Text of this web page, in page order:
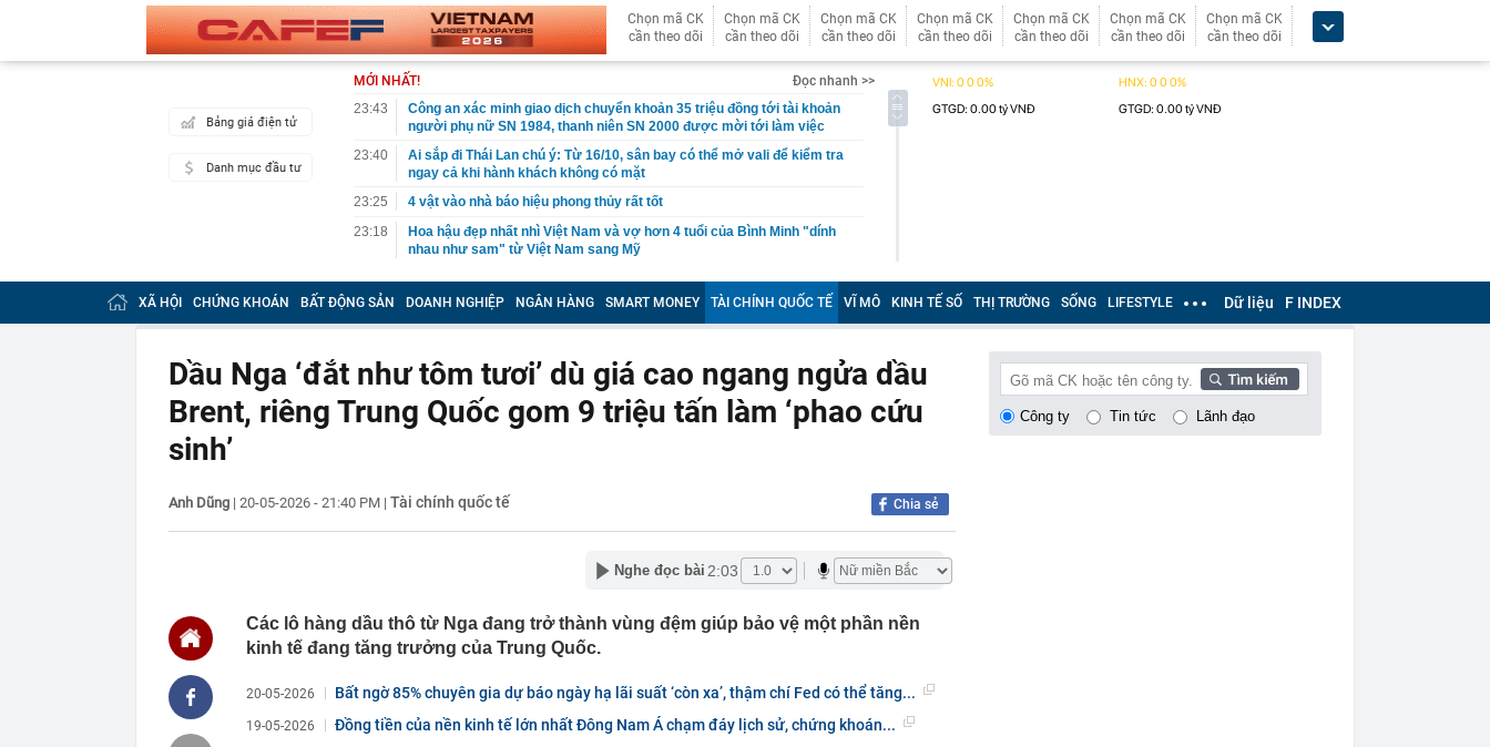
Chọn mã CK
cần theo dõi
Chọn mã CK
cần theo dõi
Chọn mã CK
cần theo dõi
Chọn mã CK
cần theo dõi
Chọn mã CK
cần theo dõi
Chọn mã CK
cần theo dõi
Chọn mã CK
cần theo dõi
Bảng giá điện tử
Danh mục đầu tư
MỚI NHẤT!
Đọc nhanh >>
23:43
Công an xác minh giao dịch chuyển khoản 35 triệu đồng tới tài khoản
người phụ nữ SN 1984, thanh niên SN 2000 được mời tới làm việc
23:40
Ai sắp đi Thái Lan chú ý: Từ 16/10, sân bay có thể mở vali để kiểm tra
ngay cả khi hành khách không có mặt
23:25
4 vật vào nhà báo hiệu phong thủy rất tốt
23:18
Hoa hậu đẹp nhất nhì Việt Nam và vợ hơn 4 tuổi của Bình Minh "dính
nhau như sam" từ Việt Nam sang Mỹ
23:10
Chất lỏng đen liên tục trồi lên từ nền nhà, gia chủ gọi người kiểm tra rồi
cả khu phố phải sơ tán
23:01
Nam diễn viên 700 tỷ giờ bán cà phê ở phường Hoà Hưng (TP.HCM),
22:59
Bật điều hòa ngủ, người phụ nữ sốt cao liên tục, phổi tổn thương hơn
một nửa: Bác sĩ cảnh báo mối nguy ít ai ngờ ngay trong nhà
22:53
Quang Hùng MasterD cảnh báo nóng, tuyên bố hành động pháp lý
dùng
Nghiên cứu thí điểm làn vượt xe ở cao tốc Hà Nội - Hải Phòng, Cầu Giẽ
22:22
Cưỡng chế 6 nhà đất công 'chây ì' bàn giao mặt bằng
22:21
Vứt nhầm tấm vé số trúng hơn 30 tỷ đồng vào thùng rác, người đàn
22:17
Vì sao chưa thu hồi được hơn 15 tỉ đồng tiền cọc đấu giá đất tại Gia
XÃ HỘI CHỨNG KHOÁN BẤT ĐỘNG SẢN DOANH NGHIỆP NGÂN HÀNG SMART MONEY TÀI CHÍNH QUỐC TẾ VĨ MÔ KINH TẾ SỐ THỊ TRƯỜNG SỐNG LIFESTYLE Dữ liệu F INDEX
Dầu Nga ‘đắt như tôm tươi’ dù giá cao ngang ngửa dầu
Brent, riêng Trung Quốc gom 9 triệu tấn làm ‘phao cứu
sinh’
Anh Dũng | 20-05-2026 - 21:40 PM | Tài chính quốc tế Chia sẻ
Nghe đọc bài 2:03
Các lô hàng dầu thô từ Nga đang trở thành vùng đệm giúp bảo vệ một phần nền
kinh tế đang tăng trưởng của Trung Quốc.
20-05-2026 Bất ngờ 85% chuyên gia dự báo ngày hạ lãi suất ‘còn xa’, thậm chí Fed có thể tăng...
19-05-2026 Đồng tiền của nền kinh tế lớn nhất Đông Nam Á chạm đáy lịch sử, chứng khoán...
Công ty Tin tức Lãnh đạo